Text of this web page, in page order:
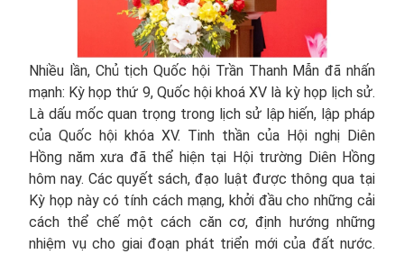
Nhiều lần, Chủ tịch Quốc hội Trần Thanh Mẫn đã nhấn
mạnh: Kỳ họp thứ 9, Quốc hội khoá XV là kỳ họp lịch sử.
Là dấu mốc quan trọng trong lịch sử lập hiến, lập pháp
của Quốc hội khóa XV. Tinh thần của Hội nghị Diên
Hồng năm xưa đã thể hiện tại Hội trường Diên Hồng
hôm nay. Các quyết sách, đạo luật được thông qua tại
Kỳ họp này có tính cách mạng, khởi đầu cho những cải
cách thể chế một cách căn cơ, định hướng những
nhiệm vụ cho giai đoạn phát triển mới của đất nước.